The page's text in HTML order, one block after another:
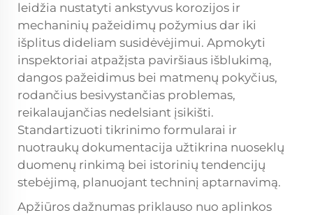
leidžia nustatyti ankstyvus korozijos ir
mechaninių pažeidimų požymius dar iki
išplitus dideliam susidėvėjimui. Apmokyti
inspektoriai atpažįsta paviršiaus išblukimą,
dangos pažeidimus bei matmenų pokyčius,
rodančius besivystančias problemas,
reikalaujančias nedelsiant įsikišti.
Standartizuoti tikrinimo formularai ir
nuotraukų dokumentacija užtikrina nuoseklų
duomenų rinkimą bei istorinių tendencijų
stebėjimą, planuojant techninį aptarnavimą.
Apžiūros dažnumas priklauso nuo aplinkos